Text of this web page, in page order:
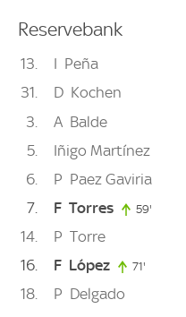
Reservebank
13 I Peña
31
D Kochen
3
A Balde
5
Iñigo Martínez
6
P Paez Gaviria
7
F Torres 59'
14 P Torre
16
F López 71'
18 P Delgado